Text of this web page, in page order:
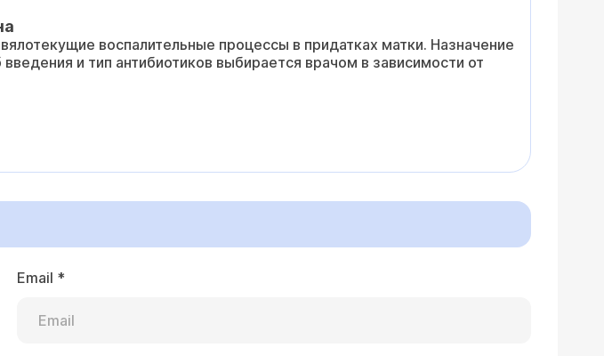
воспалительные процессы в придатках матки. Назначение
и тип антибиотиков выбирается врачом в зависимости от
Email *